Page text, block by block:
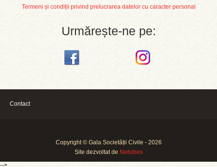
Termeni și condiții privind prelucrarea datelor cu caracter personal
Urmărește-ne pe:
Contact
Copyright © Gala Societății Civile - 2026
Site dezvoltat de Netvibes
-->